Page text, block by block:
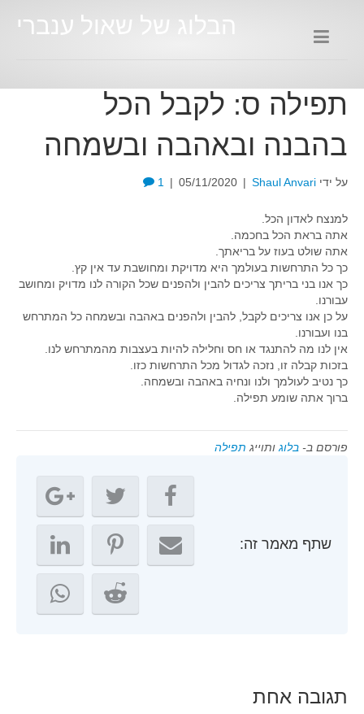
הבלוג של שאול ענברי
תפילה ס: לקבל הכל
בהבנה ובאהבה ובשמחה
על ידי Shaul Anvari
|
05/11/2020
|
1
למנצח לאדון הכל.
אתה בראת הכל בחכמה.
אתה שולט בעוז על בריאתך.
כך כל התרחשות בעולמך היא מדויקת ומחושבת עד אין קץ.
כך אנו בני בריתך צריכים להבין ולהפנים שכל הקורה לנו מדויק ומחושב
עבורנו.
על כן אנו צריכים לקבל, להבין ולהפנים באהבה ובשמחה כל המתרחש
בנו ועבורנו.
אין לנו מה להתנגד או חס וחלילה להיות בעצבות מהמתרחש לנו.
בזכות קבלה זו, נזכה לגדול מכל התרחשות כזו.
כך נטיב לעולמך ולנו ונחיה באהבה ובשמחה.
ברוך אתה שומע תפילה.
פורסם ב- בלוג ותוייג תפילה
שתף מאמר זה:
תגובה אחת